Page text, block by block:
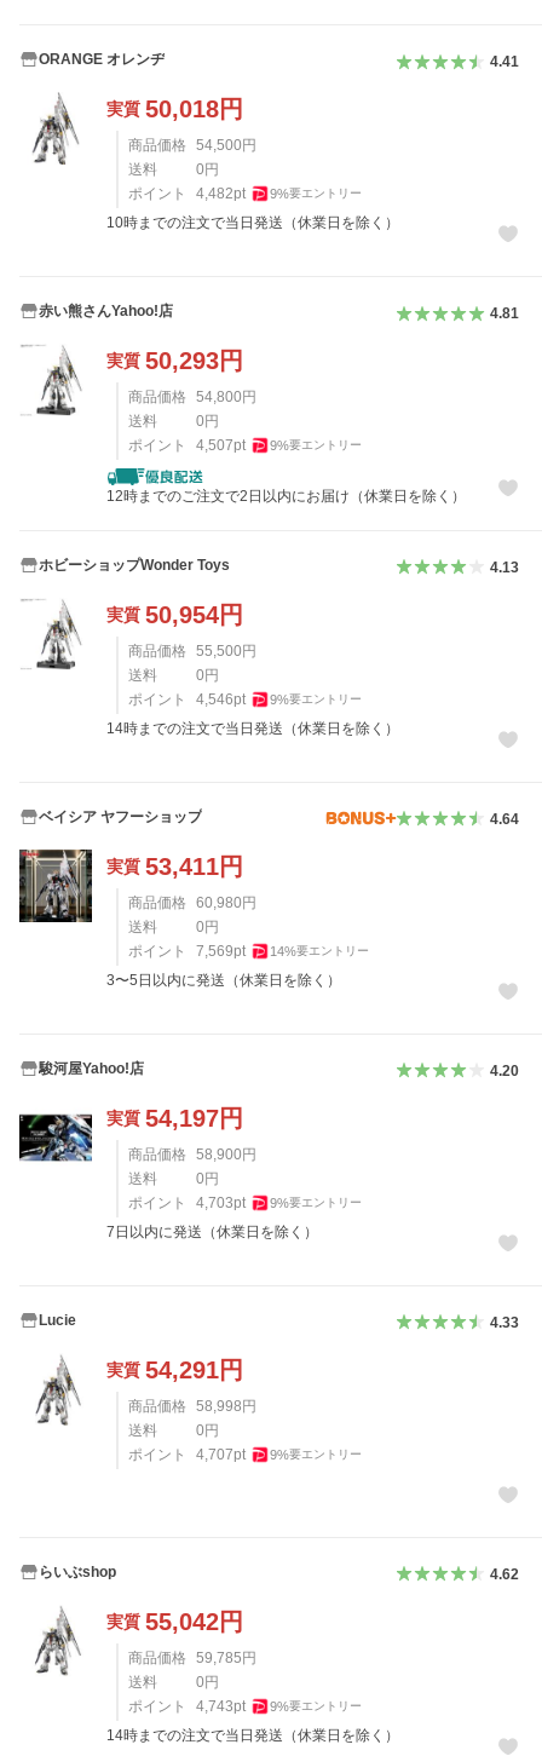
ORANGE オレンヂ 4.41
実質 50,018円
商品価格 54,500 円
送料
0 円
ポイント
4,482pt 9%要エントリー
10時までの注文で当日発送（休業日を除く）
赤い熊さんYahoo!店 4.81
実質 50,293円
商品価格 54,800 円
送料
0 円
ポイント
4,507pt 9%要エントリー
12時までのご注文で2日以内にお届け（休業日を除く）
ホビーショップWonder Toys 4.13
実質 50,954円
商品価格 55,500円
送料
0円
ポイント
4,546pt 9%要エントリー
14時までの注文で当日発送（休業日を除く）
ベイシア ヤフーショップ 4.64
実質 53,411円
商品価格 60,980円
送料
0円
ポイント
7,569pt 14%要エントリー
3〜5日以内に発送（休業日を除く）
駿河屋Yahoo!店 4.20
実質 54,197円
商品価格 58,900円
送料
0円
ポイント
4,703pt 9%要エントリー
7日以内に発送（休業日を除く）
Lucie 4.33
実質 54,291円
商品価格 58,998円
送料
0円
ポイント
4,707pt 9%要エントリー
らいぶshop 4.62
実質 55,042円
商品価格 59,785円
送料
0円
ポイント
4,743pt 9%要エントリー
14時までの注文で当日発送（休業日を除く）